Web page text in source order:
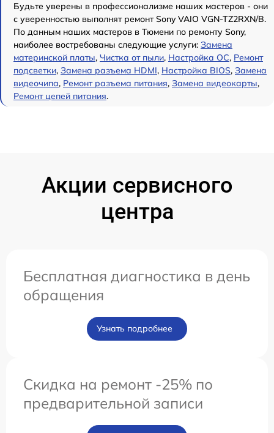
Будьте уверены в профессионализме наших мастеров - они
с уверенностью выполнят ремонт Sony VAIO VGN-TZ2RXN/B.
По данным наших мастеров в Тюмени по ремонту Sony,
наиболее востребованы следующие услуги: Замена
материнской платы, Чистка от пыли, Настройка ОС, Ремонт
подсветки, Замена разъема HDMI, Настройка BIOS, Замена
видеочипа, Ремонт разъема питания, Замена видеокарты,
Ремонт цепей питания.
Акции сервисного
центра
Бесплатная диагностика в день
обращения
Узнать подробнее
Скидка на ремонт -25% по
предварительной записи